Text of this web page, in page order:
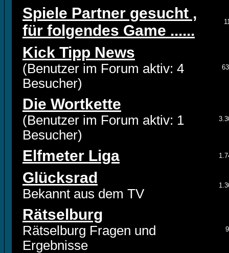
Spiele Partner gesucht ,
für folgendes Game ......
Kick Tipp News
(Benutzer im Forum aktiv: 4
Besucher)
Die Wortkette
(Benutzer im Forum aktiv: 1
Besucher)
Elfmeter Liga
Glücksrad
Bekannt aus dem TV
Rätselburg
Rätselburg Fragen und
Ergebnisse
9